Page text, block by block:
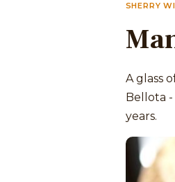
SHERRY
A glass
Bellota
years.